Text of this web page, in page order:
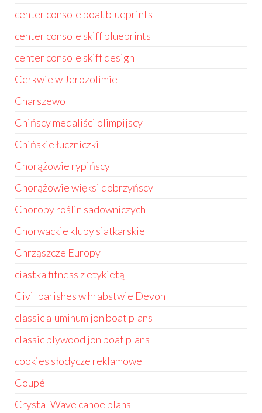
center console boat blueprints
center console skiff blueprints
center console skiff design
Cerkwie w Jerozolimie
Charszewo
Chińscy medaliści olimpijscy
Chińskie łuczniczki
Chorążowie rypińscy
Chorążowie więksi dobrzyńscy
Choroby roślin sadowniczych
Chorwackie kluby siatkarskie
Chrząszcze Europy
ciastka fitness z etykietą
Civil parishes w hrabstwie Devon
classic aluminum jon boat plans
classic plywood jon boat plans
cookies słodycze reklamowe
Coupé
Crystal Wave canoe plans